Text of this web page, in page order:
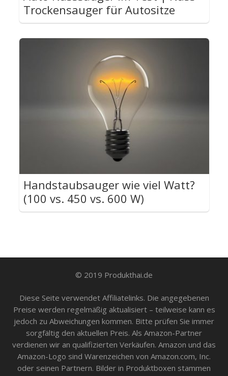
Trockensauger für Autositze
Handstaubsauger wie viel Watt?
(100 vs. 450 vs. 600 W)
© 2019 Produkthai.de
Diese Seite verwendet Affiliatelinks. Die angegebenen
Preise werden regelmäßig aktualisiert – teilweise kann es
jedoch zu Abweichungen kommen. Bitte prüfen Sie immer
sorgfältig den aktuellen Preis. Als Amazon-Partner
verdienen wir an qualifizierten Verkäufen. Amazon und das
Amazon-Logo sind Warenzeichen von Amazon.com, Inc.
oder seinen Partnern. Bilder in Produktboxen stammen